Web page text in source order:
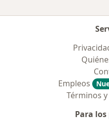
Empleos
Términos
Para